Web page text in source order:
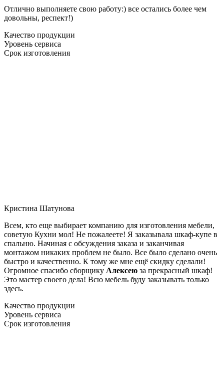
Отлично выполняете свою работу:) все остались более чем
довольны, респект!)
Качество продукции
Уровень сервиса
Срок изготовления
Кристина Шатунова
Всем, кто еще выбирает компанию для изготовления мебели,
советую Кухни мол! Не пожалеете! Я заказывала шкаф-купе в
спальню. Начиная с обсуждения заказа и заканчивая
монтажом никаких проблем не было. Все было сделано очень
быстро и качественно. К тому же мне ещё скидку сделали!
Огромное спасибо сборщику Алексею за прекрасный шкаф!
Это мастер своего дела! Всю мебель буду заказывать только
здесь.
Качество продукции
Уровень сервиса
Срок изготовления